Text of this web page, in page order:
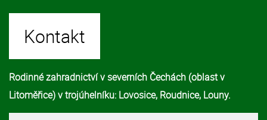
Kontakt
Rodinné zahradnictví v severních Čechách (oblast v
Litoměřice) v trojúhelníku: Lovosice, Roudnice, Louny.